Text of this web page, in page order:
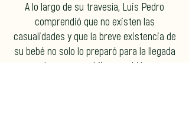
A lo largo de su travesía, Luis Pedro
comprendió que no existen las
casualidades y que la breve existencia de
su bebé no solo lo preparó para la llegada
de su cuarto hijo —también